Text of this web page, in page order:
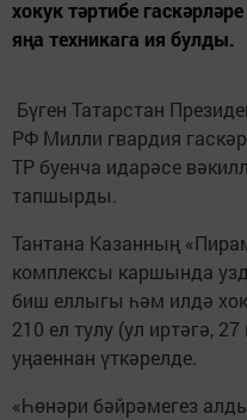
хокук тәртибе
яңа техникага ия булды.
Бүген Татарстан
РФ Милли гвардия
ТР буенча идарәсе
тапшырды.
Тантана Казанның
комплексы каршында
биш еллыгы һәм илдә
210 ел тулу (ул иртәгә,
уңаеннан үткәрелде.
«Һөнәри бәйрәмегез